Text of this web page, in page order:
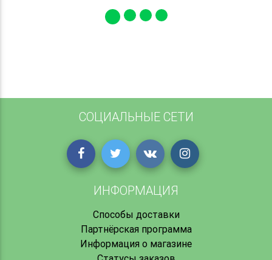
СОЦИАЛЬНЫЕ СЕТИ
ИНФОРМАЦИЯ
Способы доставки
Партнёрская программа
Информация о магазине